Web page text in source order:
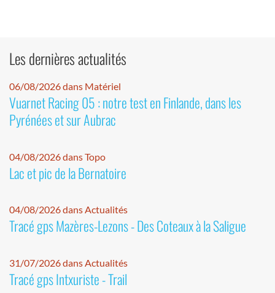
Les dernières actualités
06/08/2026 dans Matériel
Vuarnet Racing 05 : notre test en Finlande, dans les
Pyrénées et sur Aubrac
04/08/2026 dans Topo
Lac et pic de la Bernatoire
04/08/2026 dans Actualités
Tracé gps Mazères-Lezons - Des Coteaux à la Saligue
31/07/2026 dans Actualités
Tracé gps Intxuriste - Trail